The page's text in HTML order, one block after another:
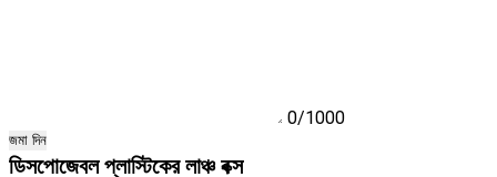
0/1000
জমা দিন
ডিসপোজেবল প্লাস্টিকের লাঞ্চ বক্স